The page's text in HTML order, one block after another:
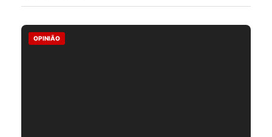
OPINIÃO